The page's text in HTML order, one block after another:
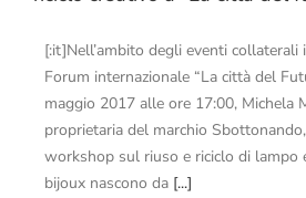
[:it]Nell’ambito degli eventi collaterali
Forum internazionale “La città del
maggio 2017 alle ore 17:00, Michela
proprietaria del marchio
workshop sul riuso e riciclo di
bijoux nascono da [...]